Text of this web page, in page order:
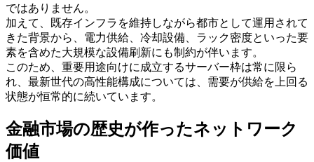
ではありません。
加えて、既存インフラを維持しながら都市として運用されて
きた背景から、電力供給、冷却設備、ラック密度といった要
素を含めた大規模な設備刷新にも制約が伴います。
このため、重要用途向けに成立するサーバー枠は常に限ら
れ、最新世代の高性能構成については、需要が供給を上回る
状態が恒常的に続いています。
金融市場の歴史が作ったネットワーク
価値